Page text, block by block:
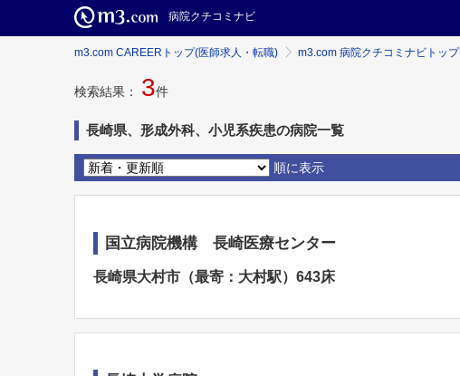
病院クチコミナビ
m3.com CAREERトップ(医師求人・転職) m3.com 病院クチコミナビトップ
検索結果： 3件
長崎県、形成外科、小児系疾患の病院一覧
順に表示
国立病院機構 長崎医療センター
長崎県大村市（最寄：大村駅）643床